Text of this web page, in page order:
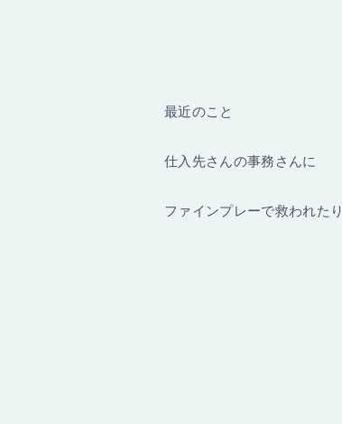
最近のこと
仕入先さんの事務さんに
ファインプレーで救われたり